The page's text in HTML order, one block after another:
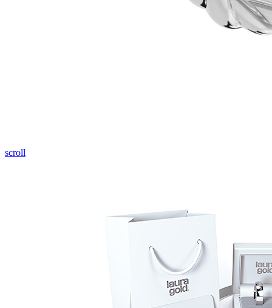
Zásnubné prstne z kolekcie Twist Elegance.
scroll